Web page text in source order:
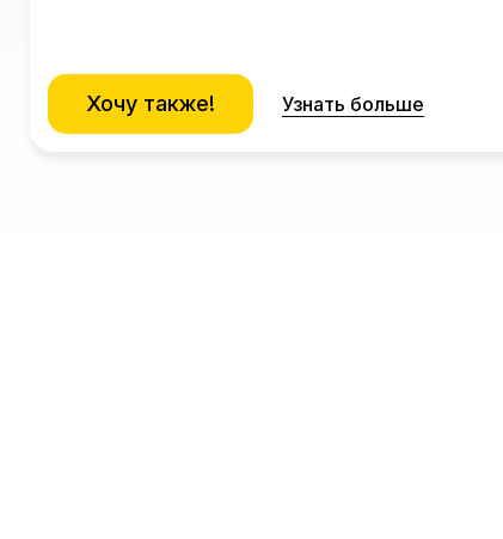
Хочу также! Узнать больше